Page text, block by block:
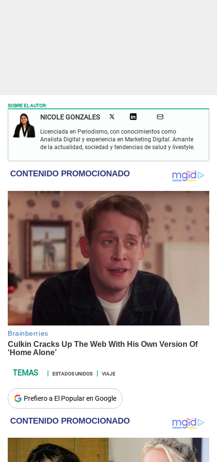
SOBRE EL AUTOR:
NICOLE GONZALES
Licenciada en Periodismo, con conocimientos como
Analista Digital y experiencia en Marketing Digital. Amante
de la actualidad, sociedad y tendencias de salud y livestyle.
ESTADOS UNIDOS VIAJE
Prefiero a El Popular en Google